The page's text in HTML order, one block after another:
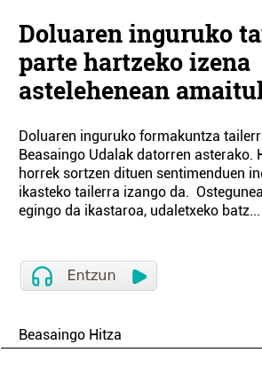
Doluaren inguruko
parte hartzeko izena
astelehenean
Doluaren inguruko formakuntza
Beasaingo Udalak datorren asterako.
horrek sortzen dituen sentimenduen
ikasteko tailerra izango da.
egingo da ikastaroa, udaletxeko batz...
Beasaingo Hitza